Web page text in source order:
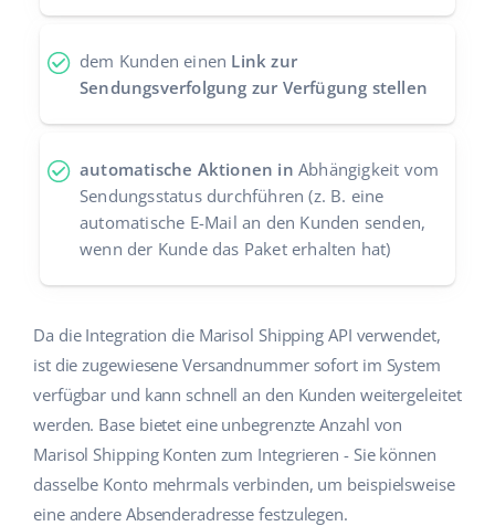
中文
dem Kunden einen Link zur
Sendungsverfolgung zur Verfügung stellen
automatische Aktionen in Abhängigkeit vom
Sendungsstatus durchführen (z. B. eine
automatische E-Mail an den Kunden senden,
wenn der Kunde das Paket erhalten hat)
Da die Integration die Marisol Shipping API verwendet,
ist die zugewiesene Versandnummer sofort im System
verfügbar und kann schnell an den Kunden weitergeleitet
werden. Base bietet eine unbegrenzte Anzahl von
Marisol Shipping Konten zum Integrieren - Sie können
dasselbe Konto mehrmals verbinden, um beispielsweise
eine andere Absenderadresse festzulegen.